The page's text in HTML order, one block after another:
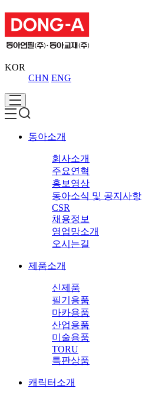
KOR
CHN ENG
동아소개
회사소개
주요연혁
홍보영상
동아소식 및 공지사항
CSR
채용정보
영업망소개
오시는길
제품소개
신제품
필기용품
마카용품
산업용품
미술용품
TORU
특판상품
캐릭터소개